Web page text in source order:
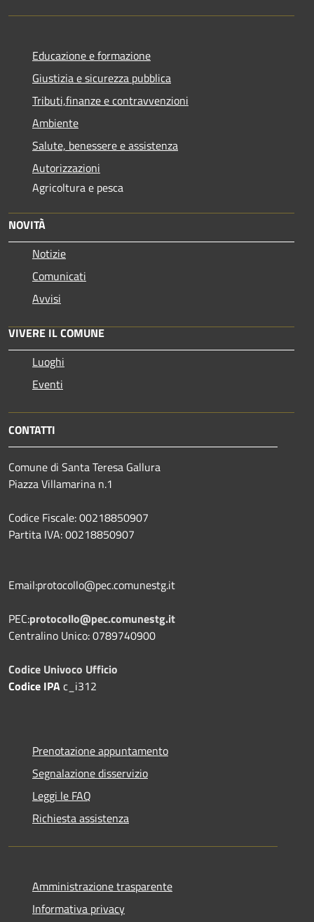
Educazione e formazione
Giustizia e sicurezza pubblica
Tributi,finanze e contravvenzioni
Ambiente
Salute, benessere e assistenza
Autorizzazioni
Agricoltura e pesca
NOVITÀ
Notizie
Comunicati
Avvisi
VIVERE IL COMUNE
Luoghi
Eventi
CONTATTI
Comune di Santa Teresa Gallura
Piazza Villamarina n.1
Codice Fiscale: 00218850907
Partita IVA: 00218850907
Email:protocollo@pec.comunestg.it
PEC:protocollo@pec.comunestg.it
Centralino Unico: 0789740900
Codice Univoco Ufficio
Codice IPAc_i312
Prenotazione appuntamento
Segnalazione disservizio
Leggi le FAQ
Richiesta assistenza
Amministrazione trasparente
Informativa privacy